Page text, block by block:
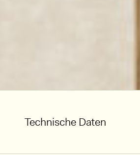
Technische Daten